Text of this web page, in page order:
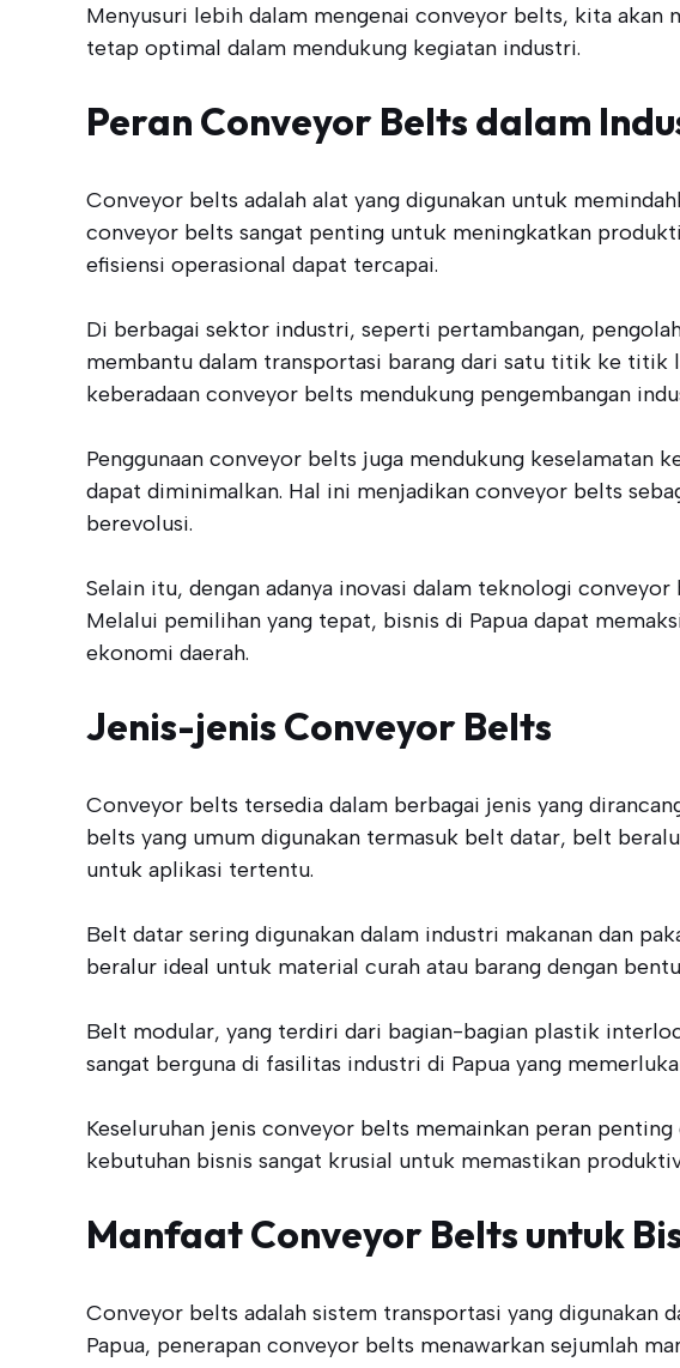
Menyusuri lebih dalam mengenai conveyor belts, kita akan
tetap optimal dalam mendukung kegiatan industri.
Peran Conveyor Belts dalam
Conveyor belts adalah alat yang digunakan untuk
conveyor belts sangat penting untuk meningkatkan
efisiensi operasional dapat tercapai.
Di berbagai sektor industri, seperti pertambangan,
membantu dalam transportasi barang dari satu titik ke titik
keberadaan conveyor belts mendukung pengembangan
Penggunaan conveyor belts juga mendukung keselamatan
dapat diminimalkan. Hal ini menjadikan conveyor belts
berevolusi.
Selain itu, dengan adanya inovasi dalam teknologi
Melalui pemilihan yang tepat, bisnis di Papua dapat
ekonomi daerah.
Jenis-jenis Conveyor Belts
Conveyor belts tersedia dalam berbagai jenis yang
belts yang umum digunakan termasuk belt datar, belt
untuk aplikasi tertentu.
Belt datar sering digunakan dalam industri makanan dan
beralur ideal untuk material curah atau barang dengan
Belt modular, yang terdiri dari bagian-bagian plastik
sangat berguna di fasilitas industri di Papua yang
Keseluruhan jenis conveyor belts memainkan peran
kebutuhan bisnis sangat krusial untuk memastikan
Manfaat Conveyor Belts untuk
Conveyor belts adalah sistem transportasi yang
Papua, penerapan conveyor belts menawarkan sejumlah